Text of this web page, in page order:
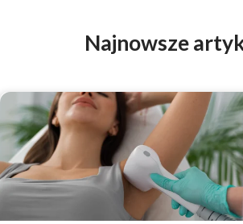
Najnowsze